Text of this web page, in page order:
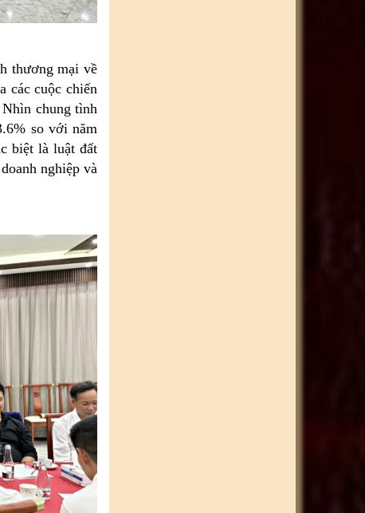
thương mại về
các cuộc chiến
chung tình
so với năm
biệt là luật đất
nghiệp và